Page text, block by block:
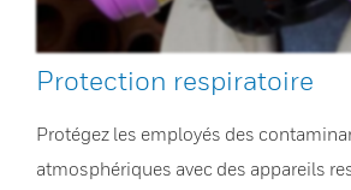
Protection respiratoire
Protégez les employés des
atmosphériques avec des appareils